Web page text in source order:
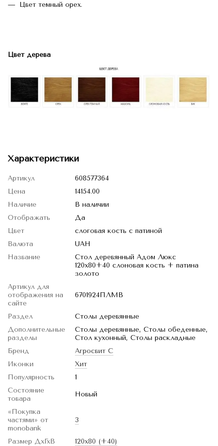
Цвет темный орех.
Цвет дерева
Характеристики
Артикул
608577364
Цена
14154.00
Наличие
В наличии
Отображать
Да
Цвет
слоговая кость с патиной
Валюта
UAH
Название
Стол деревянный Адом Люкс
120х80+40 слоновая кость + патина
золото
Артикул для
отображения на
сайте
6701924ПЛМВ
Раздел
Столы деревянные
Дополнительные
разделы
Столы деревянные, Столы обеденные,
Стол кухонный, Столы раскладные
Бренд
Агросвит С
Иконки
Хит
Популярность
1
Состояние
товара
Новый
«Покупка
частями» от
monobank
3
Размер ДхГхВ
120х80 (+40)